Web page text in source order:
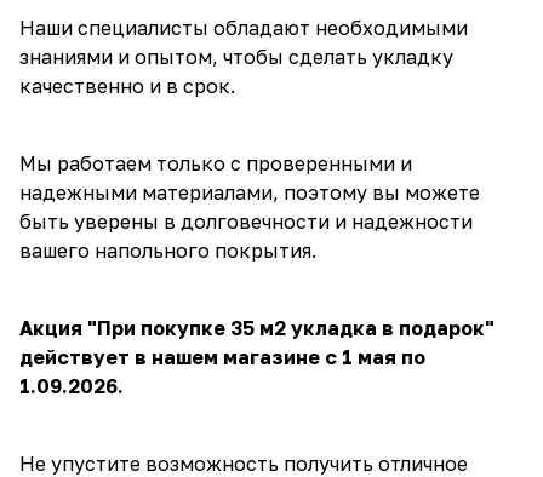
Наши специалисты обладают необходимыми
знаниями и опытом, чтобы сделать укладку
качественно и в срок.
Мы работаем только с проверенными и
надежными материалами, поэтому вы можете
быть уверены в долговечности и надежности
вашего напольного покрытия.
Акция "При покупке 35 м2 укладка в подарок"
действует в нашем магазине с 1 мая по
1.09.2026.
Не упустите возможность получить отличное